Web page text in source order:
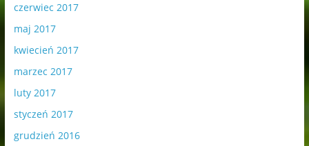
czerwiec 2017
maj 2017
kwiecień 2017
marzec 2017
luty 2017
styczeń 2017
grudzień 2016